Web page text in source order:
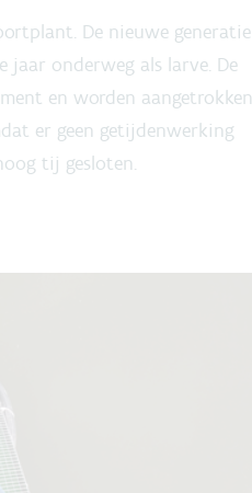
De nieuwe generatie
jaar onderweg als larve. De
en worden aangetrokken
er geen getijdenwerking
tij gesloten.